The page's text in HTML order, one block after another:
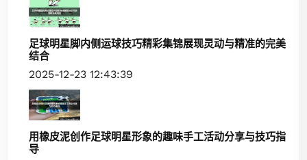
足球明星脚内侧运球技巧精彩集锦展现灵动与精准的完美
结合
2025-12-23 12:43:39
用橡皮泥创作足球明星形象的趣味手工活动分享与技巧指
导